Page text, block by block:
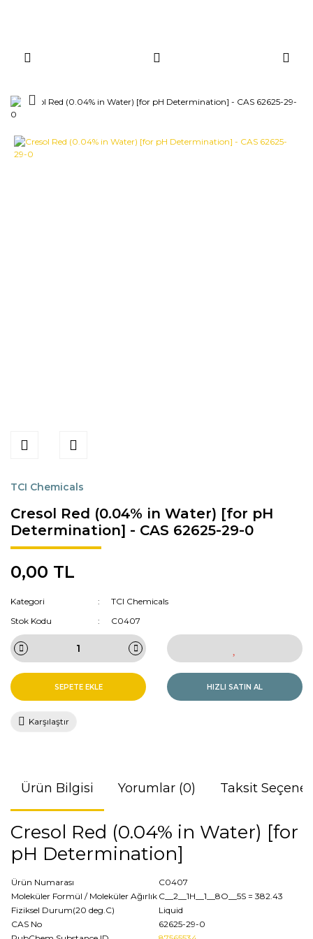
TCI Chemicals
Cresol Red (0.04% in Water) [for pH
Determination] - CAS 62625-29-0
0,00 TL
Kategori
TCI Chemicals
Stok Kodu
C0407
SEPETE EKLE HIZLI SATIN AL
Karşılaştır
Ürün Bilgisi Yorumlar (0) Taksit
Cresol Red (0.04% in Water) [for
pH Determination]
Ürün Numarası
C0407
Moleküler Formül / Moleküler Ağırlık C__2__1H__1__8O__5S = 382.43
Fiziksel Durum(20 deg.C)
Liquid
CAS No
62625-29-0